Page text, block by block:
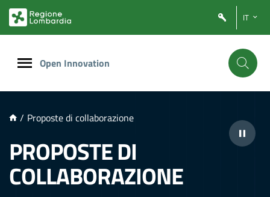
PRINCIPALE
IT
Open Innovation
/ Proposte di collaborazione
PROPOSTE DI
COLLABORAZIONE